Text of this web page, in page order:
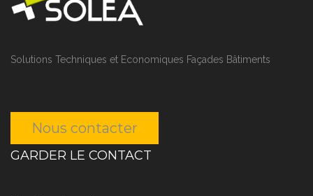
Solutions Techniques et Economiques Façades Bâtiments
Nous contacter
GARDER LE CONTACT